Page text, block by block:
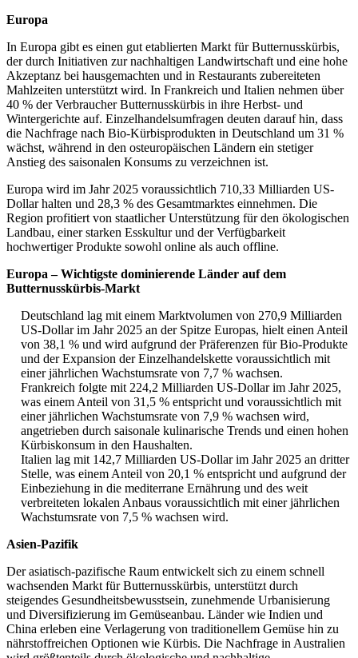
Europa
In Europa gibt es einen gut etablierten Markt für Butternusskürbis,
der durch Initiativen zur nachhaltigen Landwirtschaft und eine hohe
Akzeptanz bei hausgemachten und in Restaurants zubereiteten
Mahlzeiten unterstützt wird. In Frankreich und Italien nehmen über
40 % der Verbraucher Butternusskürbis in ihre Herbst- und
Wintergerichte auf. Einzelhandelsumfragen deuten darauf hin, dass
die Nachfrage nach Bio-Kürbisprodukten in Deutschland um 31 %
wächst, während in den osteuropäischen Ländern ein stetiger
Anstieg des saisonalen Konsums zu verzeichnen ist.
Europa wird im Jahr 2025 voraussichtlich 710,33 Milliarden US-
Dollar halten und 28,3 % des Gesamtmarktes einnehmen. Die
Region profitiert von staatlicher Unterstützung für den ökologischen
Landbau, einer starken Esskultur und der Verfügbarkeit
hochwertiger Produkte sowohl online als auch offline.
Europa – Wichtigste dominierende Länder auf dem
Butternusskürbis-Markt
Deutschland lag mit einem Marktvolumen von 270,9 Milliarden
US-Dollar im Jahr 2025 an der Spitze Europas, hielt einen Anteil
von 38,1 % und wird aufgrund der Präferenzen für Bio-Produkte
und der Expansion der Einzelhandelskette voraussichtlich mit
einer jährlichen Wachstumsrate von 7,7 % wachsen.
Frankreich folgte mit 224,2 Milliarden US-Dollar im Jahr 2025,
was einem Anteil von 31,5 % entspricht und voraussichtlich mit
einer jährlichen Wachstumsrate von 7,9 % wachsen wird,
angetrieben durch saisonale kulinarische Trends und einen hohen
Kürbiskonsum in den Haushalten.
Italien lag mit 142,7 Milliarden US-Dollar im Jahr 2025 an dritter
Stelle, was einem Anteil von 20,1 % entspricht und aufgrund der
Einbeziehung in die mediterrane Ernährung und des weit
verbreiteten lokalen Anbaus voraussichtlich mit einer jährlichen
Wachstumsrate von 7,5 % wachsen wird.
Asien-Pazifik
Der asiatisch-pazifische Raum entwickelt sich zu einem schnell
wachsenden Markt für Butternusskürbis, unterstützt durch
steigendes Gesundheitsbewusstsein, zunehmende Urbanisierung
und Diversifizierung im Gemüseanbau. Länder wie Indien und
China erleben eine Verlagerung von traditionellem Gemüse hin zu
nährstoffreichen Optionen wie Kürbis. Die Nachfrage in Australien